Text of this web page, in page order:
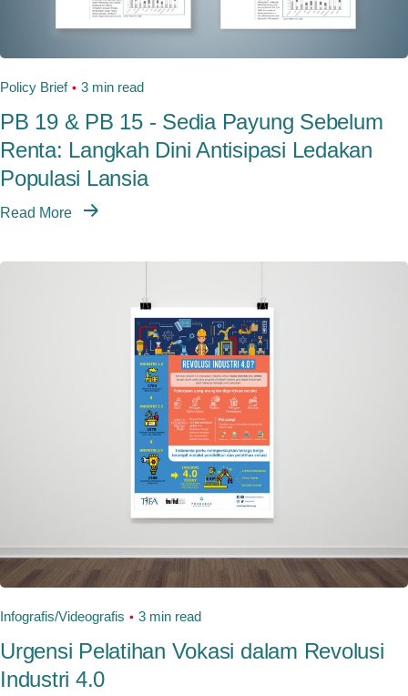
Policy Brief 3 min read
PB 19 & PB 15 - Sedia Payung Sebelum
Renta: Langkah Dini Antisipasi Ledakan
Populasi Lansia
Read More
Infografis/Videografis 3 min read
Urgensi Pelatihan Vokasi dalam Revolusi
Industri 4.0